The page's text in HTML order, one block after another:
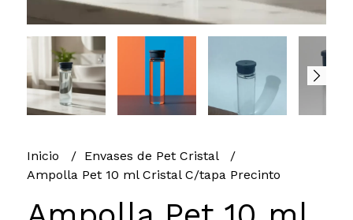
Inicio
Envases de Pet Cristal
Ampolla Pet 10 ml Cristal C/tapa Precinto